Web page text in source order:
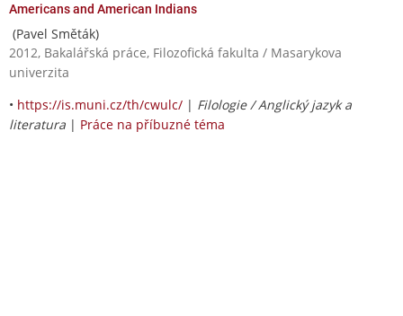
Americans and American Indians
(Pavel Směták)
2012, Bakalářská práce, Filozofická fakulta / Masarykova
univerzita
• https://is.muni.cz/th/cwulc/ | Filologie / Anglický jazyk a
literatura | Práce na příbuzné téma